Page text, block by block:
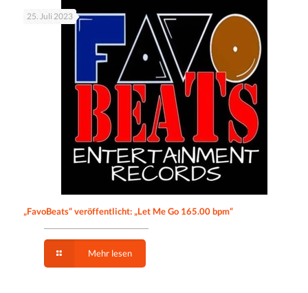
25. Juli 2023
„FavoBeats“ veröffentlicht: „Let Me Go 165.00 bpm“
Mehr lesen